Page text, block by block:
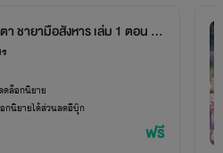
า ชายามือสังหาร เล่ม 1 ตอน 1-
ฟรี
ล็อกนิยาย
กนิยายได้ส่วนลดอีบุ๊ก